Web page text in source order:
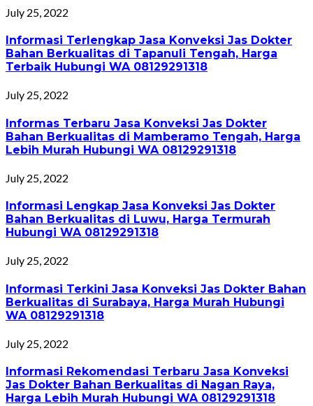
July 25, 2022
Informasi Terlengkap Jasa Konveksi Jas Dokter
Bahan Berkualitas di Tapanuli Tengah, Harga
Terbaik Hubungi WA 08129291318
July 25, 2022
Informas Terbaru Jasa Konveksi Jas Dokter
Bahan Berkualitas di Mamberamo Tengah, Harga
Lebih Murah Hubungi WA 08129291318
July 25, 2022
Informasi Lengkap Jasa Konveksi Jas Dokter
Bahan Berkualitas di Luwu, Harga Termurah
Hubungi WA 08129291318
July 25, 2022
Informasi Terkini Jasa Konveksi Jas Dokter Bahan
Berkualitas di Surabaya, Harga Murah Hubungi
WA 08129291318
July 25, 2022
Informasi Rekomendasi Terbaru Jasa Konveksi
Jas Dokter Bahan Berkualitas di Nagan Raya,
Harga Lebih Murah Hubungi WA 08129291318